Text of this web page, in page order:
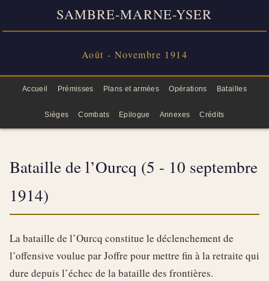
SAMBRE-MARNE-YSER
Août - Novembre 1914
Accueil Prémisses Plans et armées Opérations Batailles
Sièges Combats Epilogue Annexes Crédits
Bataille de l’Ourcq (5 - 10 septembre
1914)
La bataille de l’Ourcq constitue le déclenchement de
l’offensive voulue par Joffre pour mettre fin à la retraite qui
dure depuis l’échec de la bataille des frontières.